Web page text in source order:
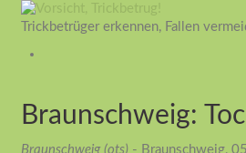
Trickbetrüger erkennen, Fallen
Braunschweig:
Braunschweig (ots) - Braunschweig,